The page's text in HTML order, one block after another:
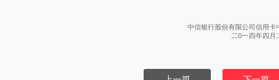
中信银行股份有限公司信用卡中
二0一四年四月